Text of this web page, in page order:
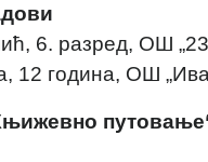
6. разред, ОШ
12 година, ОШ